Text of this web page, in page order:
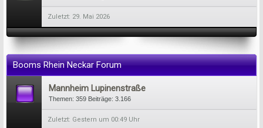
29. Mai 2026
Booms Rhein Neckar Forum
Mannheim Lupinenstraße
Themen: 359 Beiträge: 3.166
Gestern um 00:49 Uhr